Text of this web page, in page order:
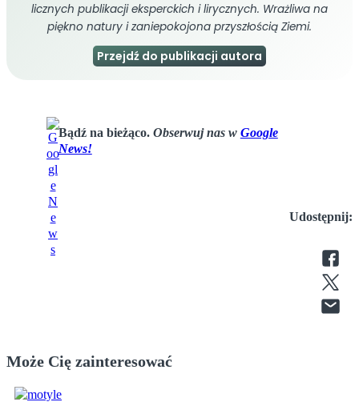
licznych publikacji eksperckich i lirycznych. Wrażliwa na
piękno natury i zaniepokojona przyszłością Ziemi.
Przejdź do publikacji autora
Bądź na bieżąco. Obserwuj nas w Google
News!
Udostępnij:
Może Cię zainteresować